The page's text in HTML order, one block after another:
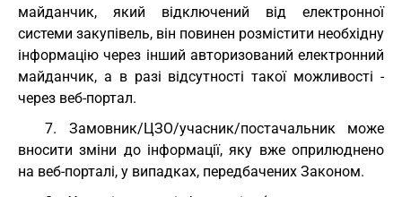
майданчик, який відключений від електронної
системи закупівель, він повинен розмістити необхідну
інформацію через інший авторизований електронний
майданчик, а в разі відсутності такої можливості -
через веб-портал.
7. Замовник/ЦЗО/учасник/постачальник може
вносити зміни до інформації, яку вже оприлюднено
на веб-порталі, у випадках, передбачених Законом.